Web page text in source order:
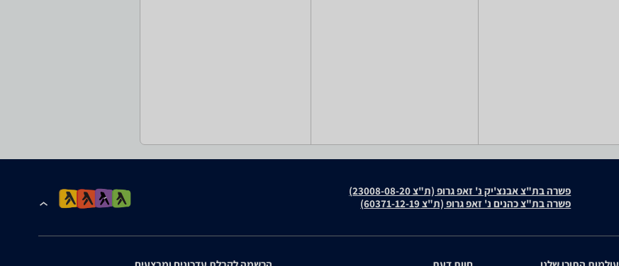
פשרה בת"צ אבנצ'יק נ' זאפ גרופ (ת"צ 23008-08-20)
פשרה בת"צ כהנים נ' זאפ גרופ (ת"צ 60371-12-19)